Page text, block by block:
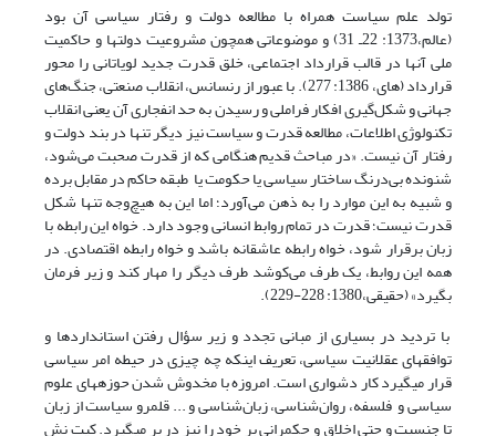
تولد علم سیاست همراه با مطالعه‌ دولت و رفتار سیاسی آن بود
(عالم،1373: 22ـ 31) و موضوعاتی همچون مشروعیت دولت­ها و حاکمیت
ملی آنها در قالب قرارداد اجتماعی، خلق قدرت جدید لویاتانی را محور
قرار­داد (های، 1386: 277). با عبور از رنسانس، انقلاب صنعتی، جنگ‌های
جهانی و شکل‌گیری افکار فراملی و رسیدن به حد انفجاری آن یعنی انقلاب
تکنولوژی اطلاعات، مطالعه‌ قدرت و سیاست نیز دیگر تنها در بند دولت و
رفتار آن نیست. «در مباحث قدیم هنگامی که از قدرت صحبت می‌شود،
شنونده بی‌درنگ ساختار سیاسی یا حکومت یا طبقه‌ حاکم در مقابل برده
و شبیه به این موارد را به ذهن می‌آورد؛ اما این به هیچ‌وجه تنها شکل
قدرت نیست؛ قدرت در تمام روابط انسانی وجود دارد. خواه این رابطه با
زبان برقرار شود، خواه رابطه‌ عاشقانه باشد و خواه رابطه‌ اقتصادی. در
همه‌ این روابط، یک طرف می‌کوشد طرف دیگر را مهار کند و زیر فرمان
بگیرد» (حقیقی،1380: 228-229).
با تردید در بسیاری از مبانی تجدد و زیر سؤال رفتن استانداردها و
توافق­های عقلانیت سیاسی، تعریف اینکه چه چیزی در حیطه­ امر سیاسی
قرار می‏گیرد کار دشواری است. امروزه با مخدوش شدن حوزه‏های علوم
سیاسی و فلسفه، روان‌شناسی، زبان‌شناسی و ... قلمرو سیاست از زبان
تا جنسیت و حتی اخلاق و حکمرانی بر خود را نیز در بر می­گیرد. کیت نش